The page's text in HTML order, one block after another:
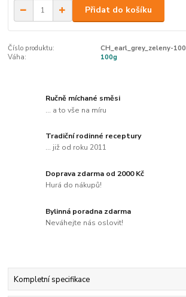
Přidat do košíku
Číslo produktu:
CH_earl_grey_zeleny-100
Váha:
100g
Ručně míchané směsi
... a to vše na míru
Tradiční rodinné receptury
... již od roku 2011
Doprava zdarma od 2000 Kč
Hurá do nákupů!
Bylinná poradna zdarma
Neváhejte nás oslovit!
Kompletní specifikace